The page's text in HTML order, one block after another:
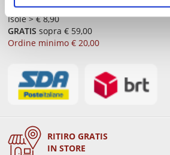
Consegna standard > € 6,90
Isole > € 8,90
GRATIS sopra € 59,00
Ordine minimo € 20,00
RITIRO GRATIS
IN STORE